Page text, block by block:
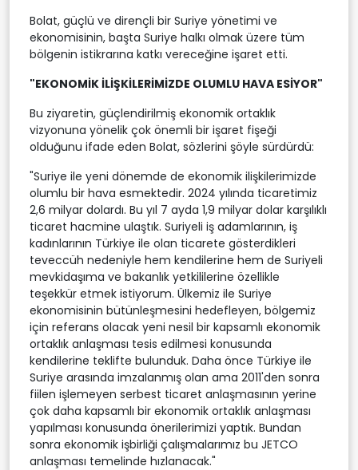
Bolat, güçlü ve dirençli bir Suriye yönetimi ve
ekonomisinin, başta Suriye halkı olmak üzere tüm
bölgenin istikrarına katkı vereceğine işaret etti.
"EKONOMİK İLİŞKİLERİMİZDE OLUMLU HAVA ESİYOR"
Bu ziyaretin, güçlendirilmiş ekonomik ortaklık
vizyonuna yönelik çok önemli bir işaret fişeği
olduğunu ifade eden Bolat, sözlerini şöyle sürdürdü:
"Suriye ile yeni dönemde de ekonomik ilişkilerimizde
olumlu bir hava esmektedir. 2024 yılında ticaretimiz
2,6 milyar dolardı. Bu yıl 7 ayda 1,9 milyar dolar karşılıklı
ticaret hacmine ulaştık. Suriyeli iş adamlarının, iş
kadınlarının Türkiye ile olan ticarete gösterdikleri
teveccüh nedeniyle hem kendilerine hem de Suriyeli
mevkidaşıma ve bakanlık yetkililerine özellikle
teşekkür etmek istiyorum. Ülkemiz ile Suriye
ekonomisinin bütünleşmesini hedefleyen, bölgemiz
için referans olacak yeni nesil bir kapsamlı ekonomik
ortaklık anlaşması tesis edilmesi konusunda
kendilerine teklifte bulunduk. Daha önce Türkiye ile
Suriye arasında imzalanmış olan ama 2011'den sonra
fiilen işlemeyen serbest ticaret anlaşmasının yerine
çok daha kapsamlı bir ekonomik ortaklık anlaşması
yapılması konusunda önerilerimizi yaptık. Bundan
sonra ekonomik işbirliği çalışmalarımız bu JETCO
anlaşması temelinde hızlanacak."